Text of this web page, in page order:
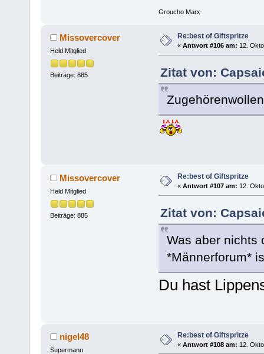
Groucho Marx
Missovercover
Held Mitglied
Beiträge: 885
Re:best of Giftspritze
« Antwort #106 am: 12.
Zitat von:
Missovercover
Held Mitglied
Beiträge: 885
Re:best of Giftspritze
« Antwort #107 am: 12.
Zitat von:
Was aber nichts
*Männerforum*
Du hast
nigel48
Supermann
Re:best of Giftspritze
« Antwort #108 am: 12.